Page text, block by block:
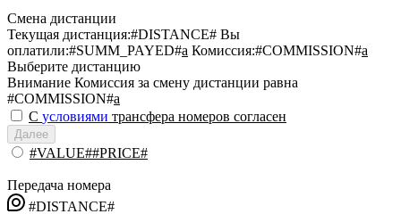
Смена дистанции
Текущая дистанция:#DISTANCE# Вы
оплатили:#SUMM_PAYED#a Комиссия:#COMMISSION#a
Выберите дистанцию
Внимание Комиссия за смену дистанции равна
#COMMISSION#a
С условиями трансфера номеров согласен
Далее
#VALUE##PRICE#
Передача номера
#DISTANCE#